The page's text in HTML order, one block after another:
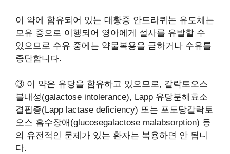
이 약에 함유되어 있는 대황중 안트라퀴논 유도체는
모유 중으로 이행되어 영아에게 설사를 유발할 수
있으므로 수유 중에는 약물복용을 금하거나 수유를
중단합니다.
③ 이 약은 유당을 함유하고 있으므로, 갈락토오스
불내성(galactose intolerance), Lapp 유당분해효소
결핍증(Lapp lactase deficiency) 또는 포도당갈락토
오스 흡수장애(glucosegalactose malabsorption) 등
의 유전적인 문제가 있는 환자는 복용하면 안 됩니
다.